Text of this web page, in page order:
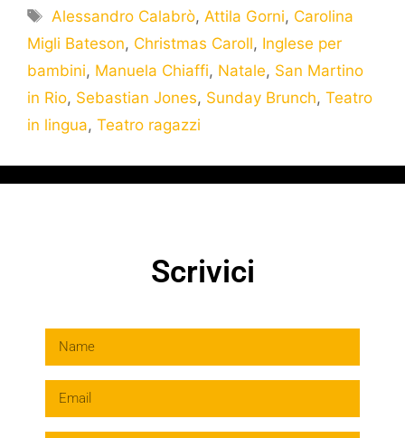
Alessandro Calabrò,Attila Gorni, Carolina
Migli Bateson, Christmas Caroll, Inglese per
bambini, Manuela Chiaffi, Natale, San Martino
in Rio, Sebastian Jones, Sunday Brunch, Teatro
in lingua, Teatro ragazzi
Scrivici